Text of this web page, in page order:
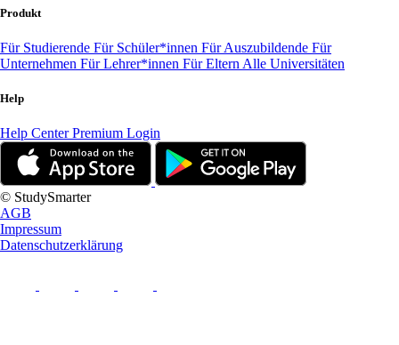
Produkt
Für Studierende Für Schüler*innen Für Auszubildende Für
Unternehmen Für Lehrer*innen Für Eltern Alle Universitäten
Help
Help CenterPremium Login
© StudySmarter
AGB
Impressum
Datenschutzerklärung